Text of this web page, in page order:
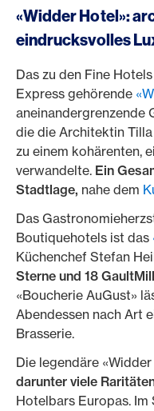
«Widder Hotel»:
eindrucksvolles
Das zu den Fine
Express gehörende
aneinandergrenzende
die die Architektin Tilla
zu einem kohärenten,
verwandelte. Ein
Stadtlage, nahe dem
Das
Boutiquehotels ist das
Küchenchef Stefan
Sterne und 18
«Boucherie AuGust»
Abendessen nach Art
Brasserie.
Die legendäre
darunter viele
Hotelbars Europas.